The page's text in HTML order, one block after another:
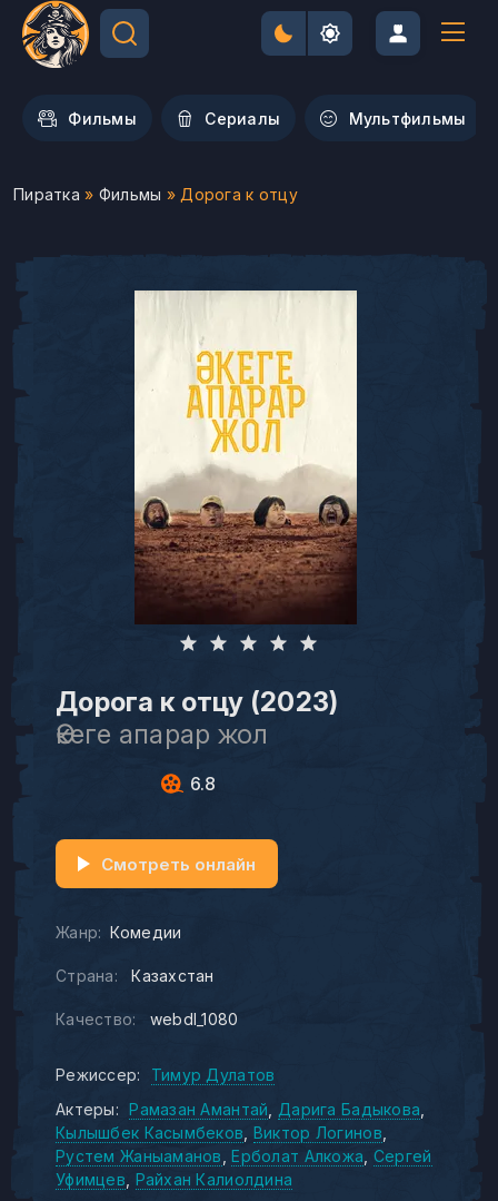
Фильмы Сериалы Мультфильмы
Пиратка » Фильмы » Дорога к отцу
Дорога к отцу (2023)
Әкеге апарар жол
6.8
Жанр: Комедии
Страна: Казахстан
Качество: webdl_1080
Смотреть онлайн
Режиссер:
Тимур Дулатов
Актеры:
Рамазан Амантай
Дарига Бадыкова
Кылышбек Касымбеков Виктор Логинов
Рустем Жаныаманов
Ерболат Алкожа Сергей
Уфимцев Райхан Калиолдина